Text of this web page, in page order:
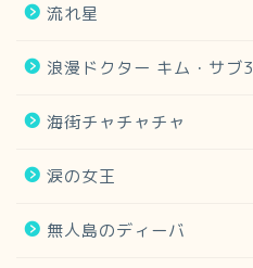
流れ星
浪漫ドクター キム・サブ3
海街チャチャチャ
涙の女王
無人島のディーバ